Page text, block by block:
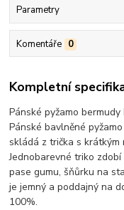
Parametry
Komentáře 0
Kompletní
Pánské pyžamo bermudy
Pánské bavlněné
skládá z trička s
Jednobarevné triko
pase gumu, šňůrku na
je jemný a poddajný na
100%.